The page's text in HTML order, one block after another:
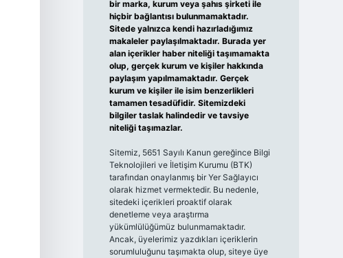
bir marka, kurum veya şahıs şirketi ile
hiçbir bağlantısı bulunmamaktadır.
Sitede yalnızca kendi hazırladığımız
makaleler paylaşılmaktadır. Burada yer
alan içerikler haber niteliği taşımamakta
olup, gerçek kurum ve kişiler hakkında
paylaşım yapılmamaktadır. Gerçek
kurum ve kişiler ile isim benzerlikleri
tamamen tesadüfidir. Sitemizdeki
bilgiler taslak halindedir ve tavsiye
niteliği taşımazlar.
Sitemiz, 5651 Sayılı Kanun gereğince Bilgi
Teknolojileri ve İletişim Kurumu (BTK)
tarafından onaylanmış bir Yer Sağlayıcı
olarak hizmet vermektedir. Bu nedenle,
sitedeki içerikleri proaktif olarak
denetleme veya araştırma
yükümlülüğümüz bulunmamaktadır.
Ancak, üyelerimiz yazdıkları içeriklerin
sorumluluğunu taşımakta olup, siteye üye